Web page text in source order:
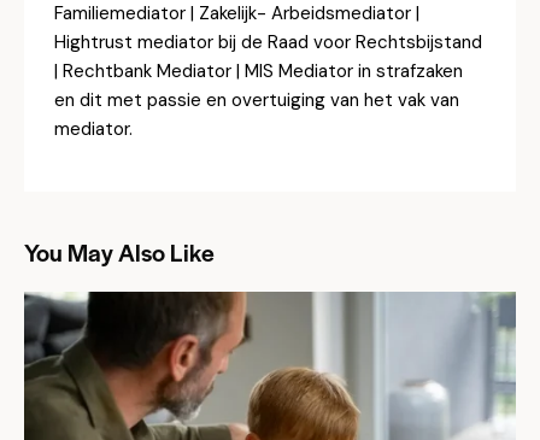
Familiemediator | Zakelijk- Arbeidsmediator |
Hightrust mediator bij de Raad voor Rechtsbijstand
| Rechtbank Mediator | MIS Mediator in strafzaken
en dit met passie en overtuiging van het vak van
mediator.
You May Also Like